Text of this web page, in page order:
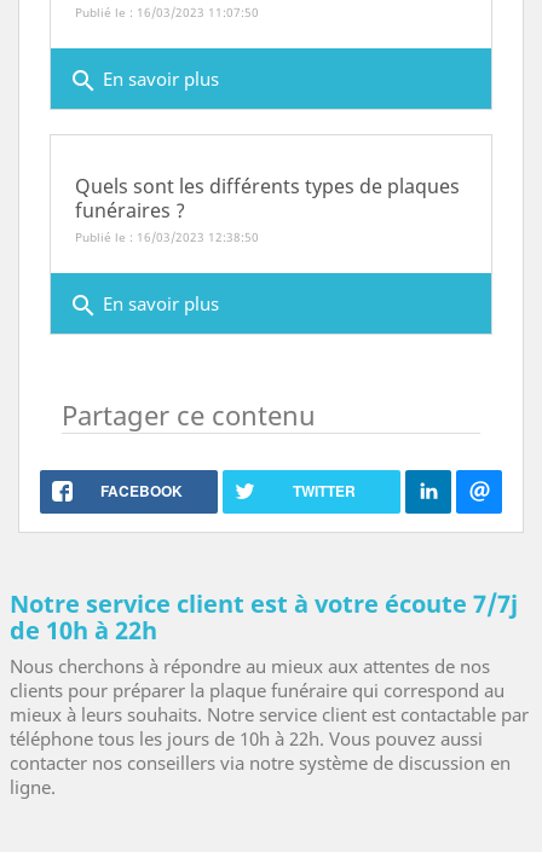
Publié le : 16/03/2023 11:07:50
search En savoir plus
Quels sont les différents types de plaques
funéraires ?
Publié le : 16/03/2023 12:38:50
search En savoir plus
Partager ce contenu
FACEBOOK TWITTER
Notre service client est à votre écoute 7/7j
de 10h à 22h
Nous cherchons à répondre au mieux aux attentes de nos
clients pour préparer la plaque funéraire qui correspond au
mieux à leurs souhaits. Notre service client est contactable par
téléphone tous les jours de 10h à 22h. Vous pouvez aussi
contacter nos conseillers via notre système de discussion en
ligne.